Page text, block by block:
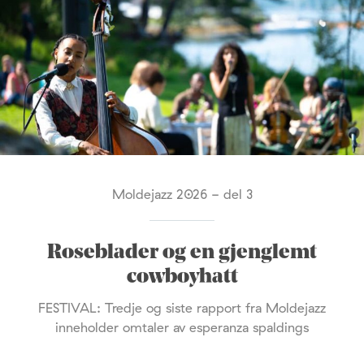
Moldejazz 2026 - del 3
Roseblader og en gjenglemt
cowboyhatt
FESTIVAL: Tredje og siste rapport fra Moldejazz
inneholder omtaler av esperanza spaldings